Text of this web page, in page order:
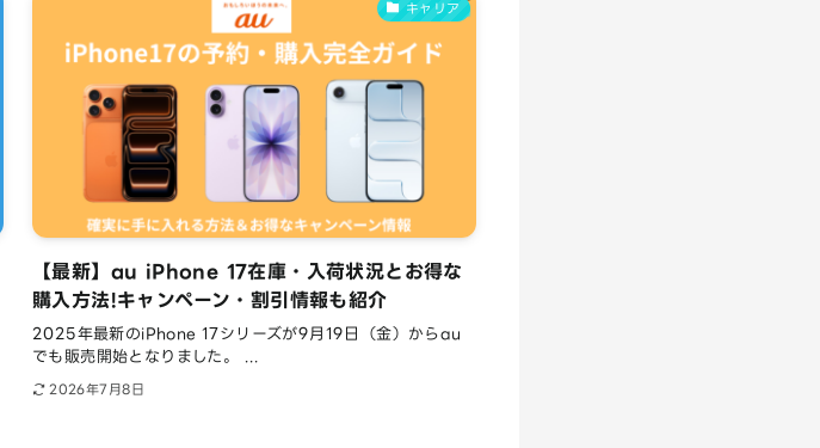
キャリア
【最新】au iPhone 17在庫・入荷状況とお得な
購入方法!キャンペーン・割引情報も紹介
2025年最新のiPhone 17シリーズが9月19日（金）からau
でも販売開始となりました。 ...
2026年7月8日